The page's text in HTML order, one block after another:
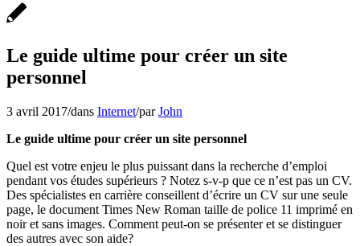
Le guide ultime pour créer un site
personnel
3 avril 2017/dans Internet/parJohn
Le guide ultime pour créer un site personnel
Quel est votre enjeu le plus puissant dans la recherche d’emploi
pendant vos études supérieurs ? Notez s-v-p que ce n’est pas un CV.
Des spécialistes en carrière conseillent d’écrire un CV sur une seule
page, le document Times New Roman taille de police 11 imprimé en
noir et sans images. Comment peut-on se présenter et se distinguer
des autres avec son aide?